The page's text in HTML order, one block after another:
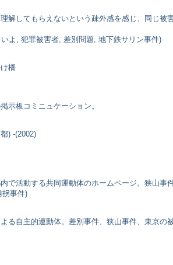
してもらえないという疎外感を感じ、同じ
よ, 犯罪被害者, 差別問題, 地下鉄サリン事件)
橋
示板コミニュケーション。
) -(2002)
で活動する共同運動体のホームページ。狭山事
拐事件)
る自主的運動体。差別事件、狭山事件、東京